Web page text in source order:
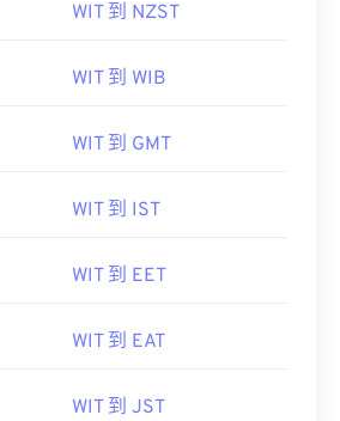
WIT 到 NZST
WIT 到 WIB
WIT 到 GMT
WIT 到 IST
WIT 到 EET
WIT 到 EAT
WIT 到 JST